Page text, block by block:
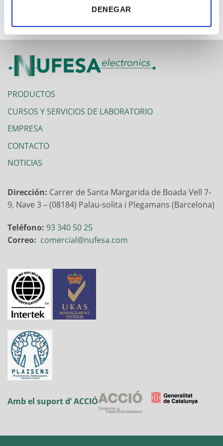
DENEGAR
PRODUCTOS
CURSOS Y SERVICIOS DE LABORATORIO
EMPRESA
CONTACTO
NOTICIAS
Dirección: Carrer de Santa Margarida de Boada Vell 7-
9, Nave 3 – (08184) Palau-solita i Plegamans (Barcelona)
Teléfono: 93 340 50 25
Correo: comercial@nufesa.com
Amb el suport d’ ACCIÓ